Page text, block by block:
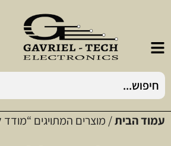
עמוד הבית/ מוצרים המתויגים